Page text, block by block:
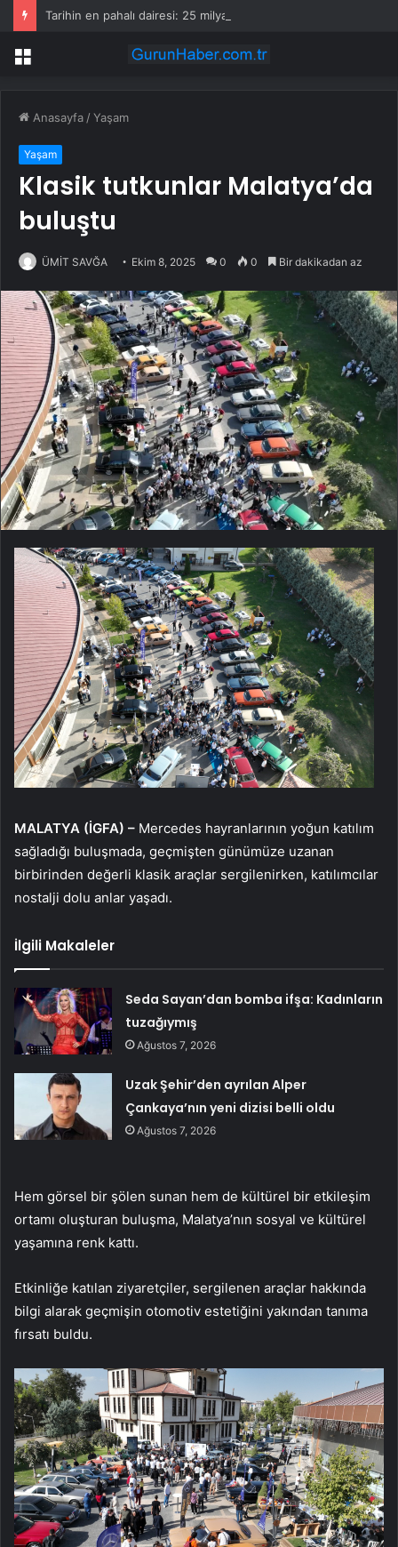
Tarihin en pahalı dairesi: 25 milyar 671 milyon liraya satıldı
Menü
Anasayfa /Yaşam
Yaşam
Klasik tutkunlar Malatya’da
buluştu
ÜMİT SAVĞA Ekim 8, 2025 0 0 Bir dakikadan az
MALATYA (İGFA) – Mercedes hayranlarının yoğun katılım
sağladığı buluşmada, geçmişten günümüze uzanan
birbirinden değerli klasik araçlar sergilenirken, katılımcılar
nostalji dolu anlar yaşadı.
İlgili Makaleler
Seda Sayan’dan bomba ifşa: Kadınların
tuzağıymış
Ağustos 7, 2026
Uzak Şehir’den ayrılan Alper
Çankaya’nın yeni dizisi belli oldu
Ağustos 7, 2026
Hem görsel bir şölen sunan hem de kültürel bir etkileşim
ortamı oluşturan buluşma, Malatya’nın sosyal ve kültürel
yaşamına renk kattı.
Etkinliğe katılan ziyaretçiler, sergilenen araçlar hakkında
bilgi alarak geçmişin otomotiv estetiğini yakından tanıma
fırsatı buldu.